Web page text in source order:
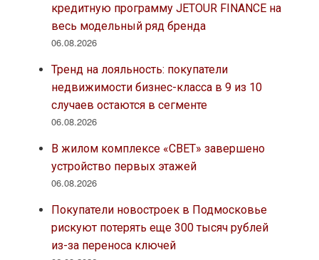
кредитную программу JETOUR FINANCE на
весь модельный ряд бренда
06.08.2026
Тренд на лояльность: покупатели
недвижимости бизнес-класса в 9 из 10
случаев остаются в сегменте
06.08.2026
В жилом комплексе «СВЕТ» завершено
устройство первых этажей
06.08.2026
Покупатели новостроек в Подмосковье
рискуют потерять еще 300 тысяч рублей
из-за переноса ключей